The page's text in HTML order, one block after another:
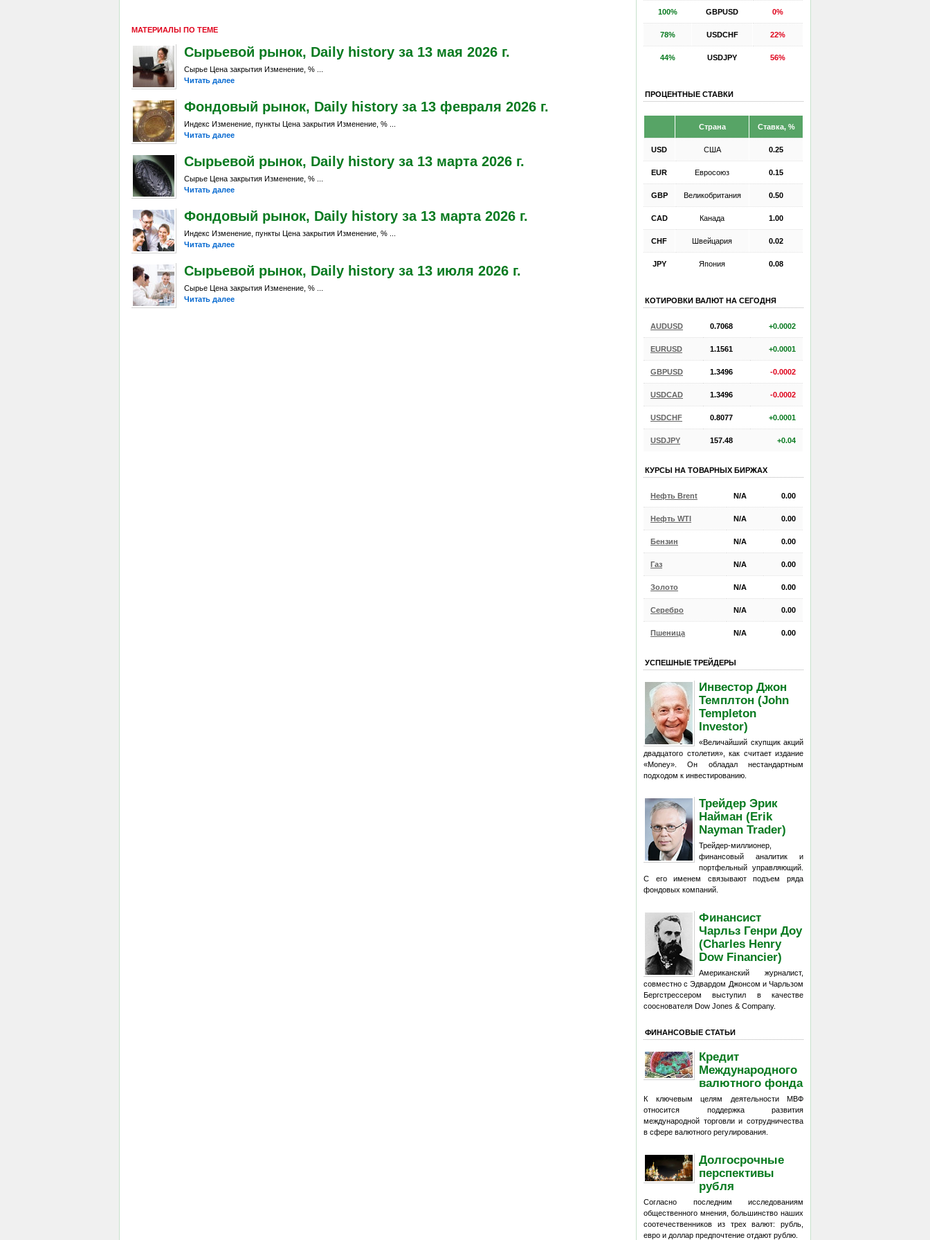
МАТЕРИАЛЫ ПО ТЕМЕ
Сырьевой рынок, Daily history за 13 мая 2026 г.
Сырье Цена закрытия Изменение, % ...
Читать далее
Фондовый рынок, Daily history за 13 февраля 2026 г.
Индекс Изменение, пункты Цена закрытия Изменение, % ...
Читать далее
Сырьевой рынок, Daily history за 13 марта 2026 г.
Сырье Цена закрытия Изменение, % ...
Читать далее
Фондовый рынок, Daily history за 13 марта 2026 г.
Индекс Изменение, пункты Цена закрытия Изменение, % ...
Читать далее
Сырьевой рынок, Daily history за 13 июля 2026 г.
Сырье Цена закрытия Изменение, % ...
Читать далее
100% GBPUSD 0%
78% USDCHF 22%
44% USDJPY 56%
ПРОЦЕНТНЫЕ СТАВКИ
Страна Ставка, %
USD США 0.25
EUR Евросоюз 0.15
GBP Великобритания 0.50
CAD Канада 1.00
CHF Швейцария 0.02
JPY Япония 0.08
КОТИРОВКИ ВАЛЮТ НА СЕГОДНЯ
AUDUSD 0.7068 +0.0002
EURUSD 1.1561 +0.0001
GBPUSD 1.3496 -0.0002
USDCAD 1.3496 -0.0002
USDCHF 0.8077 +0.0001
USDJPY 157.48 +0.04
КУРСЫ НА ТОВАРНЫХ БИРЖАХ
Нефть Brent N/A 0.00
Нефть WTI N/A 0.00
Бензин N/A 0.00
Газ N/A 0.00
Золото N/A 0.00
Серебро N/A 0.00
Пшеница N/A 0.00
УСПЕШНЫЕ ТРЕЙДЕРЫ
Инвестор Джон
Темплтон (John
Templeton
Investor)
«Величайший скупщик акций
двадцатого столетия», как считает издание
«Money». Он обладал нестандартным
подходом к инвестированию.
Трейдер Эрик
Найман (Erik
Nayman Trader)
Трейдер-миллионер,
финансовый аналитик и
портфельный управляющий.
С его именем связывают подъем ряда
фондовых компаний.
Финансист
Чарльз Генри Доу
(Charles Henry
Dow Financier)
Американский журналист,
совместно с Эдвардом Джонсом и Чарльзом
Бергстрессером выступил в качестве
сооснователя Dow Jones & Company.
ФИНАНСОВЫЕ СТАТЬИ
Кредит
Международного
валютного фонда
К ключевым целям деятельности МВФ
относится поддержка развития
международной торговли и сотрудничества
в сфере валютного регулирования.
Долгосрочные
перспективы
рубля
Согласно последним исследованиям
общественного мнения, большинство наших
соотечественников из трех валют: рубль,
евро и доллар предпочтение отдают рублю.